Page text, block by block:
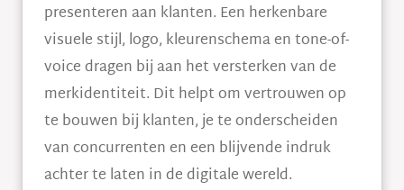
presenteren aan klanten. Een herkenbare
visuele stijl, logo, kleurenschema en tone-of-
voice dragen bij aan het versterken van de
merkidentiteit. Dit helpt om vertrouwen op
te bouwen bij klanten, je te onderscheiden
van concurrenten en een blijvende indruk
achter te laten in de digitale wereld.